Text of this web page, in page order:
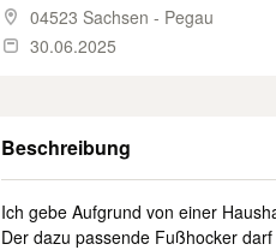
04523 Sachsen - Pegau
30.06.2025
Beschreibung
Ich gebe Aufgrund von einer
Der dazu passende Fußhocker